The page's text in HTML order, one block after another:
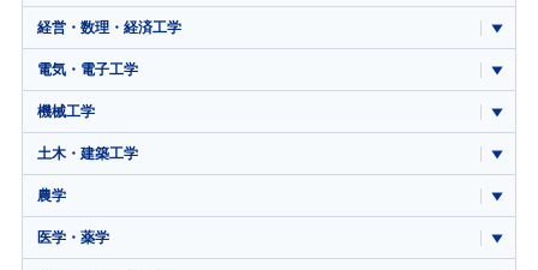
経営・数理・経済工学
電気・電子工学
機械工学
土木・建築工学
農学
医学・薬学